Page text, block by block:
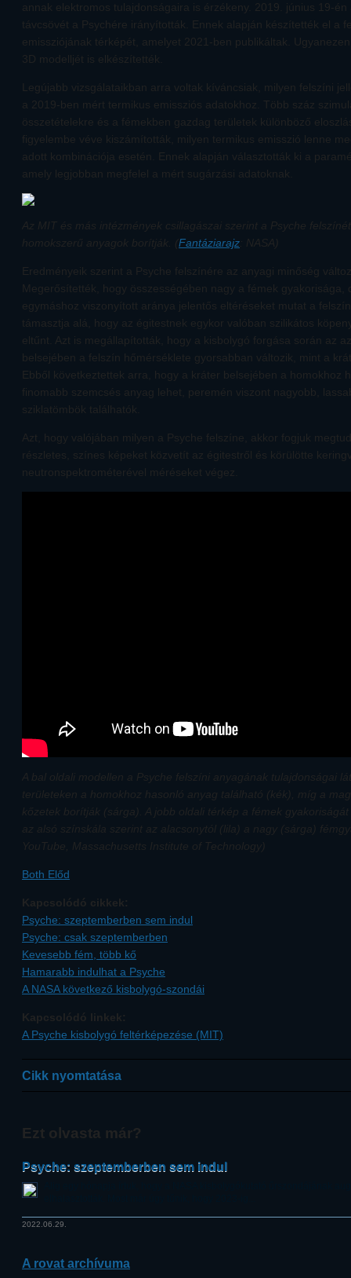
annak elektromos tulajdonságaira is érzékeny. 2019. június 19-én
távcsövét a Psychére irányították. Ennek alapján készítették el a
emissziójának térképét, amelyet 2021-ben publikáltak.
3D modelljét is elkészítették.
Legújabb vizsgálataikban arra voltak kíváncsiak, milyen felszíni
a 2019-ben mért termikus emissziós adatokhoz. Több száz
összetételekre és a fémekben gazdag területek különböző
figyelembe véve kiszámították, milyen termikus emisszió lenne
adott kombinációja esetén. Ennek alapján választották ki a
amely legjobban megfelel a mért sugárzási adatoknak.
Az MIT és más intézmények csillagászai szerint a Psyche
homokszerű anyagok borítják. (Fantáziarajz: NASA)
Eredményeik szerint a Psyche felszínére az anyagi minőség
Megerősítették, hogy összességében nagy a fémek gyakorisága,
egymáshoz viszonyított aránya jelentős eltéréseket mutat a
támasztja alá, hogy az égitestnek egykor valóban szilikátos
eltűnt. Azt is megállapították, hogy a kisbolygó forgása során az
belsejében a felszín hőmérséklete gyorsabban változik, mint a
Ebből következtettek arra, hogy a kráter belsejében a homokhoz
finomabb szemcsés anyag lehet, peremén viszont nagyobb,
sziklatömbök találhatók.
Azt, hogy valójában milyen a Psyche felszíne, akkor fogjuk
részletes, színes képeket közvetít az égitestről és körülötte
neutronspektrométerével méréseket végez.
A bal oldali modellen a Psyche felszíni anyagának tulajdonságai
területeken a homokhoz hasonló anyag található (kék), míg a
kőzetek borítják (sárga). A jobb oldali térkép a fémek
az alsó színskála szerint az alacsonytól (lila) a nagy (sárga)
YouTube, Massachusetts Institute of Technology)
Both Előd
Kapcsolódó cikkek:
Psyche: szeptemberben sem indul
Psyche: csak szeptemberben
Kevesebb fém, több kő
Hamarabb indulhat a Psyche
A NASA következő kisbolygó-szondái
Kapcsolódó linkek:
A Psyche kisbolygó feltérképezése (MIT)
Cikk nyomtatása
Ezt olvasta már?
Psyche: szeptemberben sem indul
2022.06.29.
A rovat archívuma